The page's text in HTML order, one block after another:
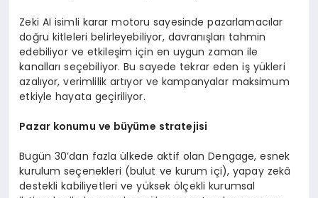
Zeki AI isimli karar motoru sayesinde pazarlamacılar
doğru kitleleri belirleyebiliyor, davranışları tahmin
edebiliyor ve etkileşim için en uygun zaman ile
kanalları seçebiliyor. Bu sayede tekrar eden iş yükleri
azalıyor, verimlilik artıyor ve kampanyalar maksimum
etkiyle hayata geçiriliyor.
Pazar konumu ve büyüme stratejisi
Bugün 30’dan fazla ülkede aktif olan Dengage, esnek
kurulum seçenekleri (bulut ve kurum içi), yapay zekâ
destekli kabiliyetleri ve yüksek ölçekli kurumsal